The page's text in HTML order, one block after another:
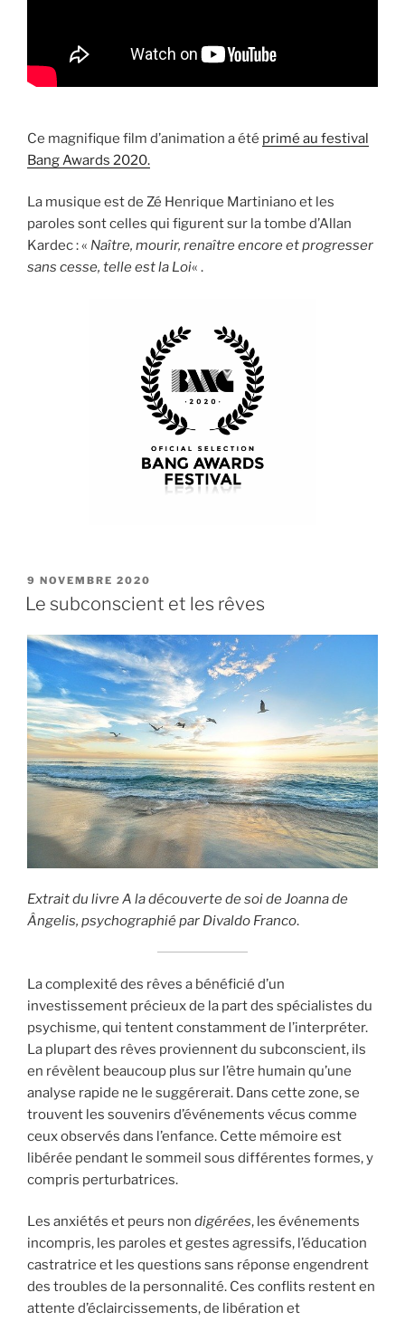
Ce magnifique film d’animation a été primé au festival
Bang Awards 2020.
La musique est de Zé Henrique Martiniano et les
paroles sont celles qui figurent sur la tombe d’Allan
Kardec : « Naître, mourir, renaître encore et progresser
sans cesse, telle est la Loi« .
PUBLIÉ
LE
9 NOVEMBRE 2020
Le subconscient et les rêves
Extrait du livre A la découverte de soi de Joanna de
Ângelis, psychographié par Divaldo Franco.
La complexité des rêves a bénéficié d’un
investissement précieux de la part des spécialistes du
psychisme, qui tentent constamment de l’interpréter.
La plupart des rêves proviennent du subconscient, ils
en révèlent beaucoup plus sur l’être humain qu’une
analyse rapide ne le suggérerait. Dans cette zone, se
trouvent les souvenirs d’événements vécus comme
ceux observés dans l’enfance. Cette mémoire est
libérée pendant le sommeil sous différentes formes, y
compris perturbatrices.
Les anxiétés et peurs non digérées, les événements
incompris, les paroles et gestes agressifs, l’éducation
castratrice et les questions sans réponse engendrent
des troubles de la personnalité. Ces conflits restent en
attente d’éclaircissements, de libération et